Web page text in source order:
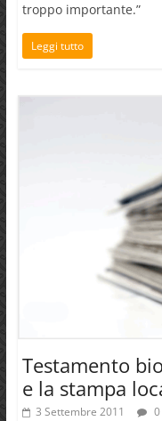
troppo importante.”
Leggi tutto
Testamento
e la stampa
3 Settembre 2011